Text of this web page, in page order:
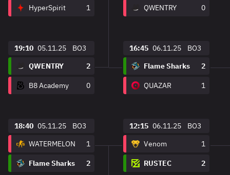
HyperSpirit 1
19:10 05.11.25
BO3
QWENTRY
2
B8 Academy 0
18:40 05.11.25
BO3
WATERMELON
1
Flame Sharks 2
QWENTRY 0
16:45 06.11.25
BO3
Flame Sharks
2
QUAZAR 1
12:15 06.11.25
BO3
Venom
1
RUSTEC 2